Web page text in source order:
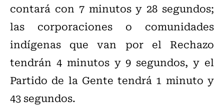
contará con 7 minutos y 28 segundos;
las corporaciones o comunidades
indígenas que van por el Rechazo
tendrán 4 minutos y 9 segundos, y el
Partido de la Gente tendrá 1 minuto y
43 segundos.